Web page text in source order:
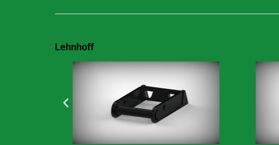
Lehnhoff